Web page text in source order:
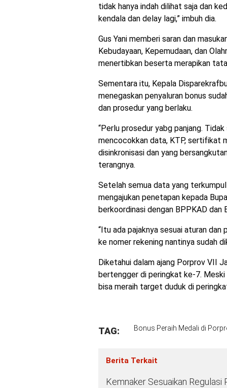
tidak hanya indah dilihat saja dan
kendala dan delay lagi,” imbuh dia.
Gus Yani memberi saran dan
Kebudayaan, Kepemudaan, dan
menertibkan beserta merapikan
Sementara itu, Kepala
menegaskan penyaluran bonus
dan prosedur yang berlaku.
“Perlu prosedur yabg panjang.
mencocokkan data, KTP, sertifikat
disinkronisasi dan yang
terangnya.
Setelah semua data yang
mengajukan penetapan kepada
berkoordinasi dengan BPPKAD dan
“Itu ada pajaknya sesuai aturan
ke nomer rekening nantinya sudah
Diketahui dalam ajang Porprov VII
bertengger di peringkat ke-7.
bisa meraih target duduk di
TAG: Bonus Peraih Medali di
Berita Terkait
Kemnaker Sesuaikan Regulasi